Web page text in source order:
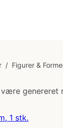
/ Figurer &
genereret